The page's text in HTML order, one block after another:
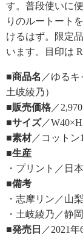
す。普段使いに
りのルートート
けるはず。限定
います。目印は
■商品名 ／ゆる
土岐綾乃）
■販売価格 ／
■サイズ／
■素材／コットン
■生産
・プリント／日
■備考
・志摩リン／山
・土岐綾乃／静
■発売日 ／2021